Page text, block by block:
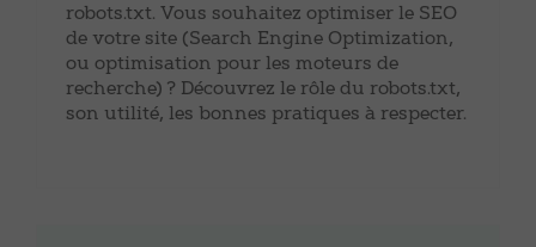
robots.txt. Vous souhaitez optimiser le SEO
de votre site (Search Engine Optimization,
ou optimisation pour les moteurs de
recherche) ? Découvrez le rôle du robots.txt,
son utilité, les bonnes pratiques à respecter.